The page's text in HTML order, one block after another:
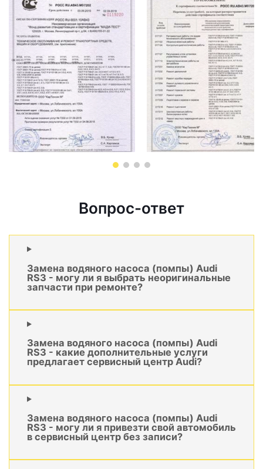
Вопрос-ответ
Замена водяного насоса (помпы) Audi
RS3 - могу ли я выбрать неоригинальные
запчасти при ремонте?
Замена водяного насоса (помпы) Audi
RS3 - какие дополнительные услуги
предлагает сервисный центр Audi?
Замена водяного насоса (помпы) Audi
RS3 - могу ли я привезти свой автомобиль
в сервисный центр без записи?